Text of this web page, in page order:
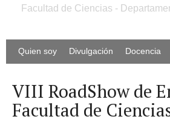
Facultad de Ciencias -
Quien soy Divulgación Docencia
VIII RoadShow de
Facultad de